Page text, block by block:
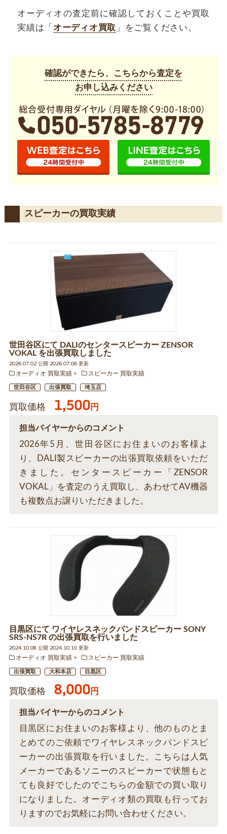
オーディオの査定前に確認しておくことや買取
実績は「 オーディオ買取 」をご覧ください。
確認ができたら、こちらから査定を
お申し込みください
スピーカーの買取実績
世田谷区にて DALIのセンタースピーカー ZENSOR
VOKAL を出張買取しました
2026.07.02 公開 2026.07.06 更新
オーディオ 買取実績
スピーカー 買取実績
世田谷区 出張買取 埼玉店
買取価格 1,500円
担当バイヤーからのコメント
2026年5月、世田谷区にお住まいのお客様よ
り、DALI製スピーカーの出張買取依頼をいただ
きました。センタースピーカー「ZENSOR
VOKAL」を査定のうえ買取し、あわせてAV機器
も複数点お譲りいただきました。
目黒区にて ワイヤレスネックバンドスピーカー SONY
SRS-NS7R の出張買取を行いました
2024.10.08 公開 2024.10.10 更新
オーディオ 買取実績
スピーカー 買取実績
出張買取 大和本店 目黒区
買取価格 8,000円
担当バイヤーからのコメント
目黒区にお住まいのお客様より、他のものとま
とめてのご依頼でワイヤレスネックバンドスピ
ーカーの出張買取を行いました。こちらは人気
メーカーであるソニーのスピーカーで状態もと
ても良好でしたのでこちらの金額での買い取り
になりました。オーディオ類の買取も行ってお
りますのでお気軽にお問い合わせください。